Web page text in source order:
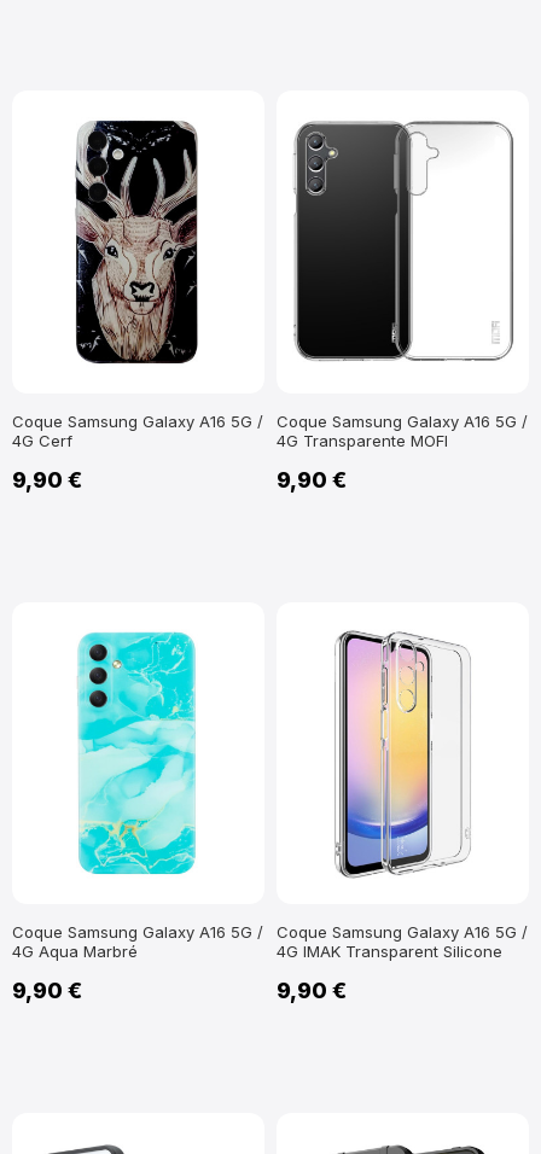
Coque Samsung Galaxy A16 5G /
4G Cerf
9,90 €
Coque Samsung Galaxy A16 5G /
4G Transparente MOFI
9,90 €
Coque Samsung Galaxy A16 5G /
4G Aqua Marbré
9,90 €
Coque Samsung Galaxy A16 5G /
4G IMAK Transparent Silicone
9,90 €